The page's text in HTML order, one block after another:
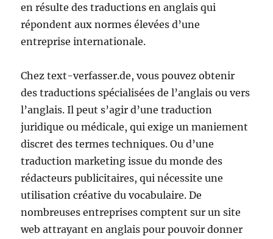
en résulte des traductions en anglais qui
répondent aux normes élevées d’une
entreprise internationale.
Chez text-verfasser.de, vous pouvez obtenir
des traductions spécialisées de l’anglais ou vers
l’anglais. Il peut s’agir d’une traduction
juridique ou médicale, qui exige un maniement
discret des termes techniques. Ou d’une
traduction marketing issue du monde des
rédacteurs publicitaires, qui nécessite une
utilisation créative du vocabulaire. De
nombreuses entreprises comptent sur un site
web attrayant en anglais pour pouvoir donner